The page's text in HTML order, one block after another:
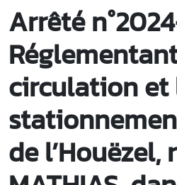
Arrêté
circulation et
de l’Houëzel,